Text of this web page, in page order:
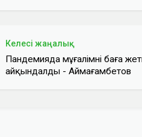
Келесі жаңалық
Пандемияда мұғалімнің баға
айқындалды - Аймағамбетов